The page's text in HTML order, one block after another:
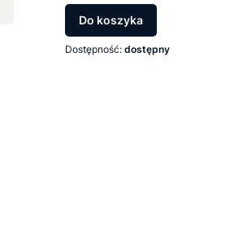
Do koszyka
Dostępność: dostępny